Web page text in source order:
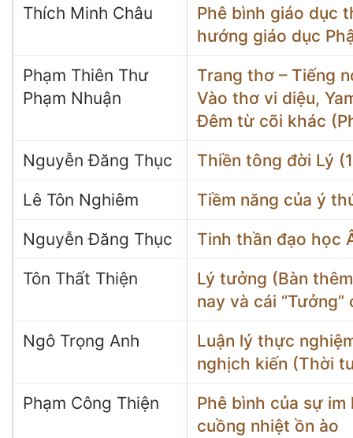
Thích Minh Châu
Phê bình giáo dục
hướng giáo dục
Phạm Thiên Thư
Phạm Nhuận
Trang thơ – Tiếng
Vào thơ vi diệu,
Đêm từ cõi khác
Nguyễn Đăng Thục
Thiền tông đời Lý
Lê Tôn Nghiêm
Tiềm năng của ý
Nguyễn Đăng Thục
Tinh thần đạo học
Tôn Thất Thiện
Lý tưởng (Bàn
nay và cái
Ngô Trọng Anh
Luận lý thực
nghịch kiến (Thời
Phạm Công Thiện
Phê bình của sự
cuồng nhiệt ồn ào